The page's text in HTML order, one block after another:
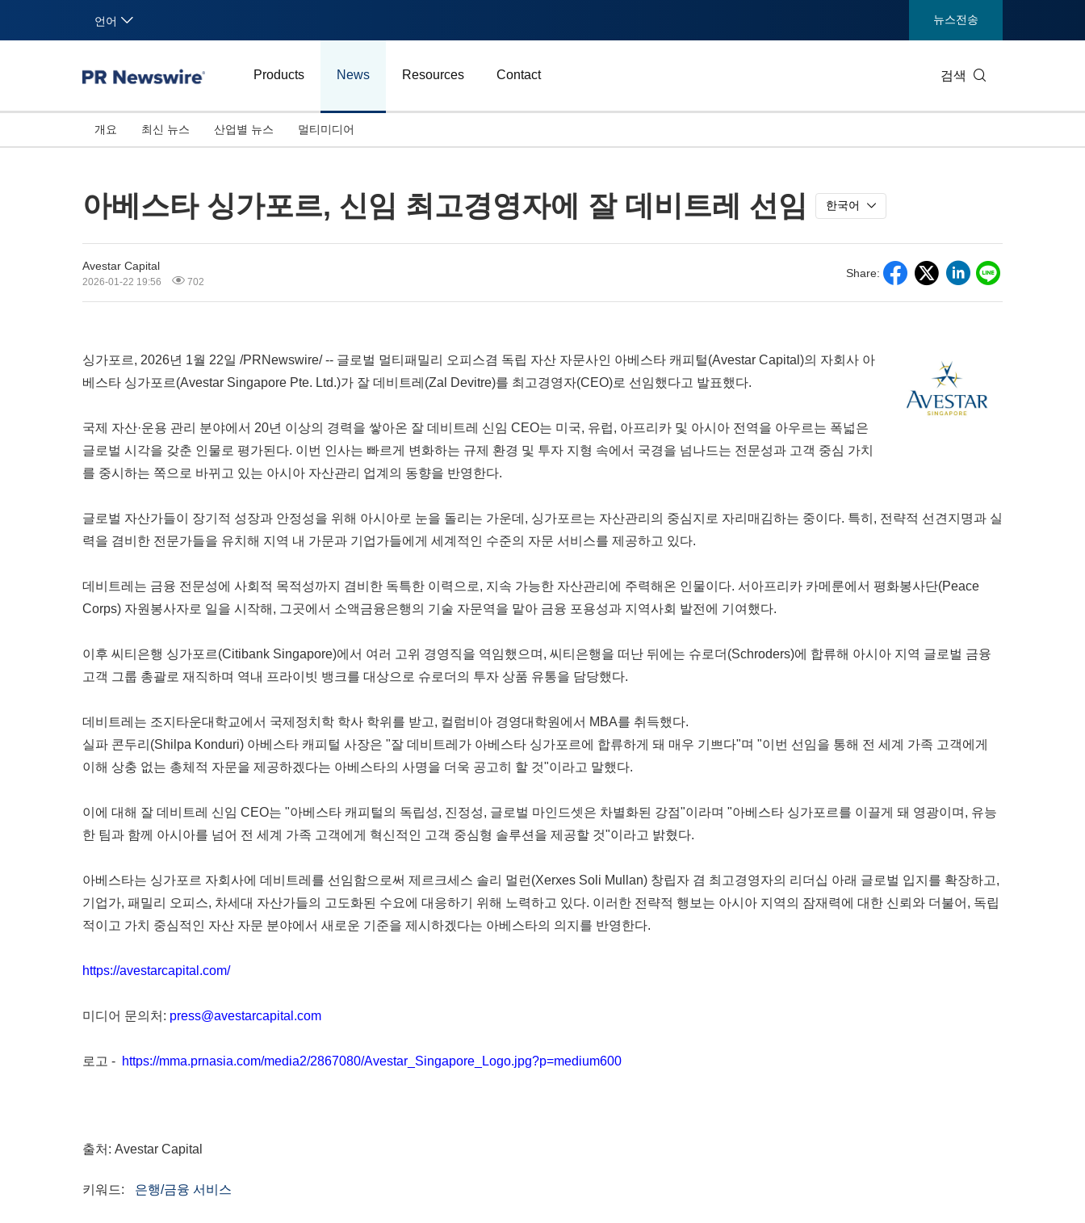
언어 뉴스전송
Products News Resources Contact 검색
개요 최신 뉴스 산업별 뉴스
에너지 엔터테인먼트 및 미디어
멀티미디어
아베스타 싱가포르, 신임 최고경영자에 잘 데비트레 선임 한국어
Avestar Capital
2026-01-22 19:56 702
Share:
싱가포르, 2026년 1월 22일 /PRNewswire/ -- 글로벌 멀티패밀리 오피스겸 독립 자산 자문사인 아베스타 캐피털(Avestar Capital)의 자회사 아
베스타 싱가포르(Avestar Singapore Pte. Ltd.)가 잘 데비트레(Zal Devitre)를 최고경영자(CEO)로 선임했다고 발표했다.
국제 자산·운용 관리 분야에서 20년 이상의 경력을 쌓아온 잘 데비트레 신임 CEO는 미국, 유럽, 아프리카 및 아시아 전역을 아우르는 폭넓은
글로벌 시각을 갖춘 인물로 평가된다. 이번 인사는 빠르게 변화하는 규제 환경 및 투자 지형 속에서 국경을 넘나드는 전문성과 고객 중심 가치
를 중시하는 쪽으로 바뀌고 있는 아시아 자산관리 업계의 동향을 반영한다.
글로벌 자산가들이 장기적 성장과 안정성을 위해 아시아로 눈을 돌리는 가운데 , 싱가포르는 자산관리의 중심지로 자리매김하는 중이다. 특히, 전략적 선견지명과 실
력을 겸비한 전문가들을 유치해 지역 내 가문과 기업가들에게 세계적인 수준의 자문 서비스를 제공하고 있다.
데비트레는 금융 전문성에 사회적 목적성까지 겸비한 독특한 이력으로, 지속 가능한 자산관리에 주력해온 인물이다. 서아프리카 카메룬에서 평화봉사단(Peace
Corps) 자원봉사자로 일을 시작해, 그곳에서 소액금융은행의 기술 자문역을 맡아 금융 포용성과 지역사회 발전에 기여했다.
이후 씨티은행 싱가포르(Citibank Singapore)에서 여러 고위 경영직을 역임했으며, 씨티은행을 떠난 뒤에는 슈로더(Schroders)에 합류해 아시아 지역 글로벌 금융
고객 그룹 총괄로 재직하며 역내 프라이빗 뱅크를 대상으로 슈로더의 투자 상품 유통을 담당했다.
데비트레는 조지타운대학교에서 국제정치학 학사 학위를 받고, 컬럼비아 경영대학원에서 MBA를 취득했다.
실파 콘두리 (Shilpa Konduri) 아베스타 캐피털 사장은 "잘 데비트레가 아베스타 싱가포르에 합류하게 돼 매우 기쁘다"며 "이번 선임을 통해 전 세계 가족 고객에게
이해 상충 없는 총체적 자문을 제공하겠다는 아베스타의 사명을 더욱 공고히 할 것"이라고 말했다.
이에 대해 잘 데비트레 신임 CEO는 "아베스타 캐피털의 독립성, 진정성, 글로벌 마인드셋은 차별화된 강점"이라며 "아베스타 싱가포르를 이끌게 돼 영광이며, 유능
한 팀과 함께 아시아를 넘어 전 세계 가족 고객에게 혁신적인 고객 중심형 솔루션을 제공할 것"이라고 밝혔다.
아베스타는 싱가포르 자회사에 데비트레를 선임함으로써 제르크세스 솔리 멀런 (Xerxes Soli Mullan) 창립자 겸 최고경영자의 리더십 아래 글로벌 입지를 확장하고,
기업가, 패밀리 오피스, 차세대 자산가들의 고도화된 수요에 대응하기 위해 노력하고 있다. 이러한 전략적 행보는 아시아 지역의 잠재력에 대한 신뢰와 더불어, 독립
적이고 가치 중심적인 자산 자문 분야에서 새로운 기준을 제시하겠다는 아베스타의 의지를 반영한다.
https://avestarcapital.com/
미디어 문의처 : press@avestarcapital.com
로고 - https://mma.prnasia.com/media2/2867080/Avestar_Singapore_Logo.jpg?p=medium600
출처: Avestar Capital
키워드: 은행/금융 서비스